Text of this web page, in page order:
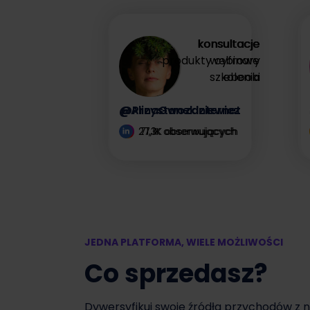
zysk
Zyskaj
konsultacje
webinary
ebooki
@PrzystanekInternet
71,3K obserwujących
konsultacje
produkty cyfrowe
szkolenia
@AlinaGwozdziewicz
27,1K obserwujących
JEDNA PLATFORMA, WIELE MOŻLIWOŚCI
Co sprzedasz?